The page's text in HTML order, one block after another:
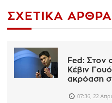
ΣΧΕΤΙΚΆ ΆΡΘΡΑ
Fed: Στον
Κέβιν
ακρόαση
07:36, 22